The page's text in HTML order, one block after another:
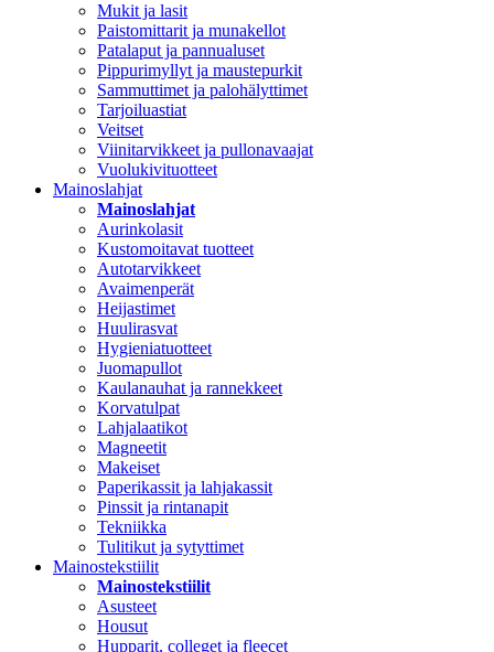
Mukit ja lasit
Paistomittarit ja munakellot
Patalaput ja pannualuset
Pippurimyllyt ja maustepurkit
Sammuttimet ja palohälyttimet
Tarjoiluastiat
Veitset
Viinitarvikkeet ja pullonavaajat
Vuolukivituotteet
Mainoslahjat
Mainoslahjat
Aurinkolasit
Kustomoitavat tuotteet
Autotarvikkeet
Avaimenperät
Heijastimet
Huulirasvat
Hygieniatuotteet
Juomapullot
Kaulanauhat ja rannekkeet
Korvatulpat
Lahjalaatikot
Magneetit
Makeiset
Paperikassit ja lahjakassit
Pinssit ja rintanapit
Tekniikka
Tulitikut ja sytyttimet
Mainostekstiilit
Mainostekstiilit
Asusteet
Housut
Hupparit, colleget ja fleecet